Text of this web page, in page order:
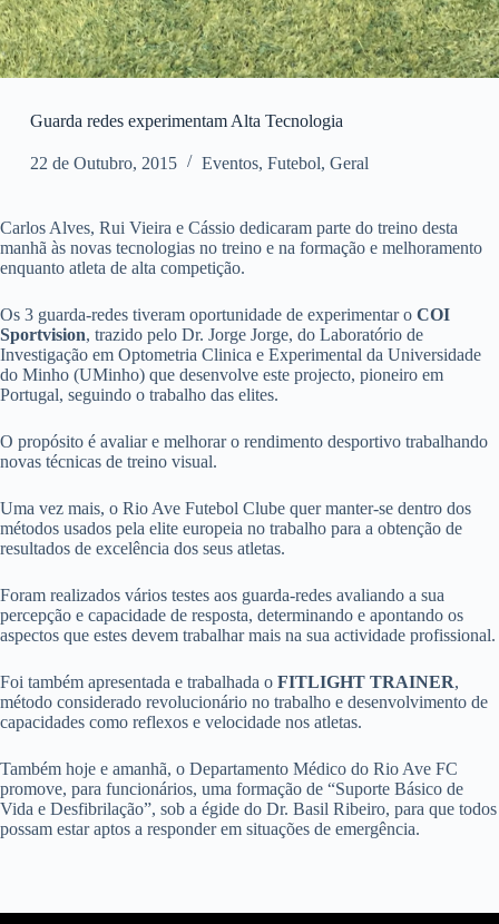
Guarda redes experimentam Alta Tecnologia
22 de Outubro, 2015 Eventos, Futebol, Geral
Carlos Alves, Rui Vieira e Cássio dedicaram parte do treino desta
manhã às novas tecnologias no treino e na formação e melhoramento
enquanto atleta de alta competição.
Os 3 guarda-redes tiveram oportunidade de experimentar o COI
Sportvision, trazido pelo Dr. Jorge Jorge, do Laboratório de
Investigação em Optometria Clinica e Experimental da Universidade
do Minho (UMinho) que desenvolve este projecto, pioneiro em
Portugal, seguindo o trabalho das elites.
O propósito é avaliar e melhorar o rendimento desportivo trabalhando
novas técnicas de treino visual.
Uma vez mais, o Rio Ave Futebol Clube quer manter-se dentro dos
métodos usados pela elite europeia no trabalho para a obtenção de
resultados de excelência dos seus atletas.
Foram realizados vários testes aos guarda-redes avaliando a sua
percepção e capacidade de resposta, determinando e apontando os
aspectos que estes devem trabalhar mais na sua actividade profissional.
Foi também apresentada e trabalhada o FITLIGHT TRAINER,
método considerado revolucionário no trabalho e desenvolvimento de
capacidades como reflexos e velocidade nos atletas.
Também hoje e amanhã, o Departamento Médico do Rio Ave FC
promove, para funcionários, uma formação de “Suporte Básico de
Vida e Desfibrilação”, sob a égide do Dr. Basil Ribeiro, para que todos
possam estar aptos a responder em situações de emergência.